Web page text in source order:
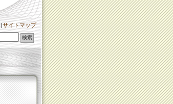
|サイトマップ